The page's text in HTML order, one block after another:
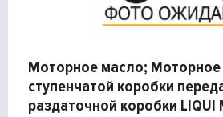
Моторное масло;
ступенчатой коробки
раздаточной коробки LIQUI